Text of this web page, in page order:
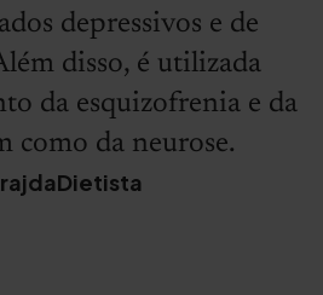
depressivos e de
disso, é utilizada
da esquizofrenia e da
como da neurose.